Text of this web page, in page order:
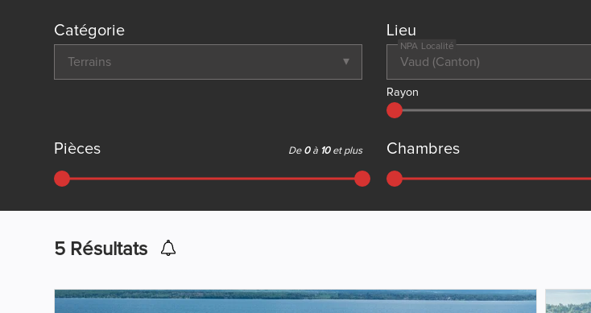
Catégorie
Terrains
Lieu
NPA Localité
Rayon
Pièces De 0 à 10 et plus Chambres
5 Résultats